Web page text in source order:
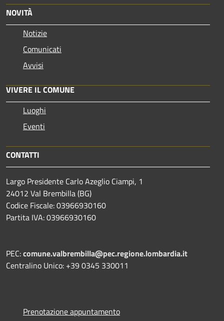
NOVITÀ
Notizie
Comunicati
Avvisi
VIVERE IL COMUNE
Luoghi
Eventi
CONTATTI
Largo Presidente Carlo Azeglio Ciampi, 1
24012 Val Brembilla (BG)
Codice Fiscale: 03966930160
Partita IVA: 03966930160
PEC:comune.valbrembilla@pec.regione.lombardia.it
Centralino Unico: +39 0345 330011
Prenotazione appuntamento